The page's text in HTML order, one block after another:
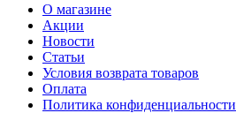
О магазине
Акции
Новости
Статьи
Условия возврата товаров
Оплата
Политика конфиденциальности